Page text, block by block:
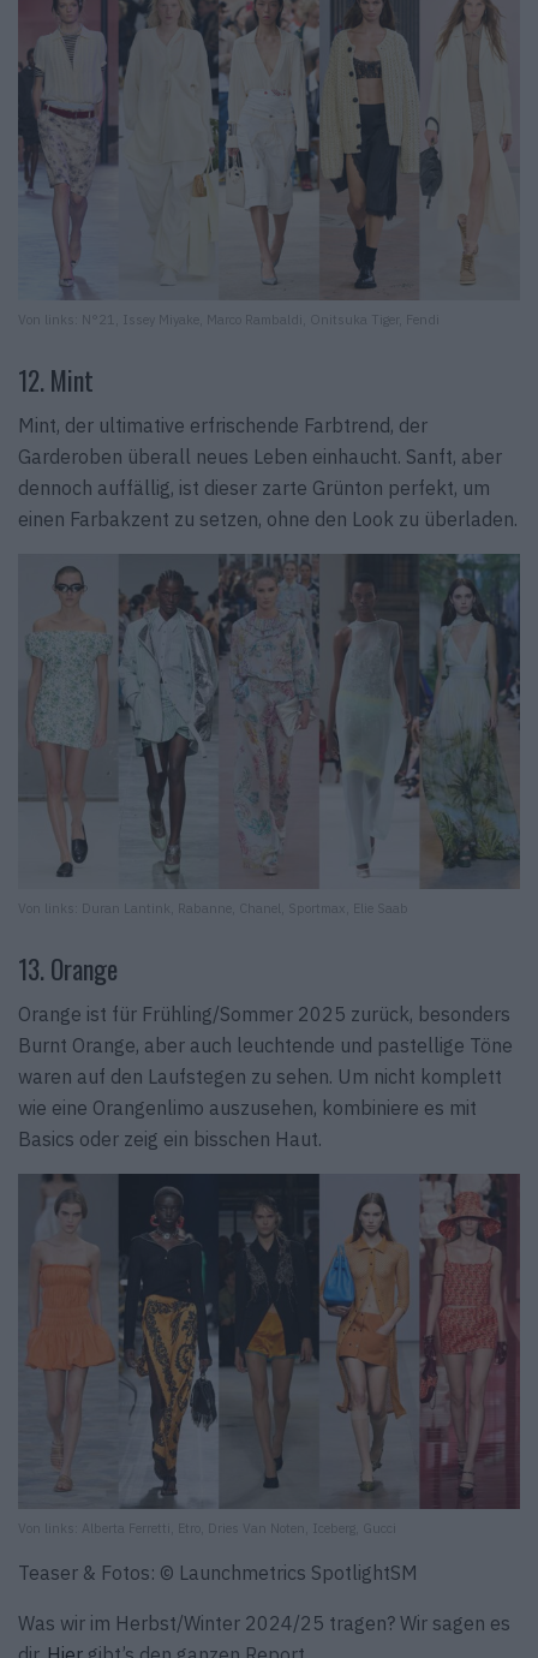
Von links: N°21, Issey Miyake, Marco Rambaldi, Onitsuka Tiger, Fendi
12. Mint
Mint, der ultimative erfrischende Farbtrend, der
Garderoben überall neues Leben einhaucht. Sanft, aber
dennoch auffällig, ist dieser zarte Grünton perfekt, um
einen Farbakzent zu setzen, ohne den Look zu überladen.
Von links: Duran Lantink, Rabanne, Chanel, Sportmax, Elie Saab
13. Orange
Orange ist für Frühling/Sommer 2025 zurück, besonders
Burnt Orange, aber auch leuchtende und pastellige Töne
waren auf den Laufstegen zu sehen. Um nicht komplett
wie eine Orangenlimo auszusehen, kombiniere es mit
Basics oder zeig ein bisschen Haut.
Von links: Alberta Ferretti, Etro, Dries Van Noten, Iceberg, Gucci
Teaser & Fotos: © Launchmetrics SpotlightSM
Was wir im Herbst/Winter 2024/25 tragen? Wir sagen es